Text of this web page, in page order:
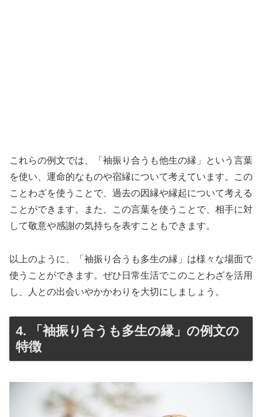
これらの例文では、「袖振り合うも他生の縁」という言葉
を使い、運命的なものや宿縁について考えています。この
ことわざを使うことで、過去の因縁や縁起について考える
ことができます。また、この言葉を使うことで、相手に対
して敬意や感謝の気持ちを表すこともできます。
以上のように、「袖振り合うも多生の縁」は様々な場面で
使うことができます。ぜひ日常生活でこのことわざを活用
し、人との出会いやかかわりを大切にしましょう。
4. 「袖振り合うも多生の縁」の例文の
特徴